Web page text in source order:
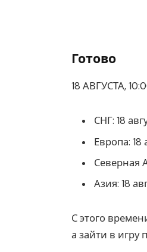
Готово
18 АВГУСТА,
СНГ: 18
Европа: 18
Северная
Азия: 18
С этого
а зайти в игру